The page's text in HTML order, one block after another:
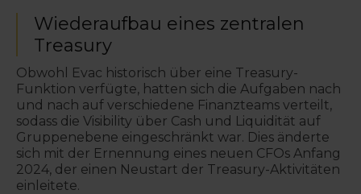
Wiederaufbau eines zentralen
Treasury
Obwohl Evac historisch über eine Treasury-
Funktion verfügte, hatten sich die Aufgaben nach
und nach auf verschiedene Finanzteams verteilt,
sodass die Visibility über Cash und Liquidität auf
Gruppenebene eingeschränkt war. Dies änderte
sich mit der Ernennung eines neuen CFOs Anfang
2024, der einen Neustart der Treasury-Aktivitäten
einleitete.